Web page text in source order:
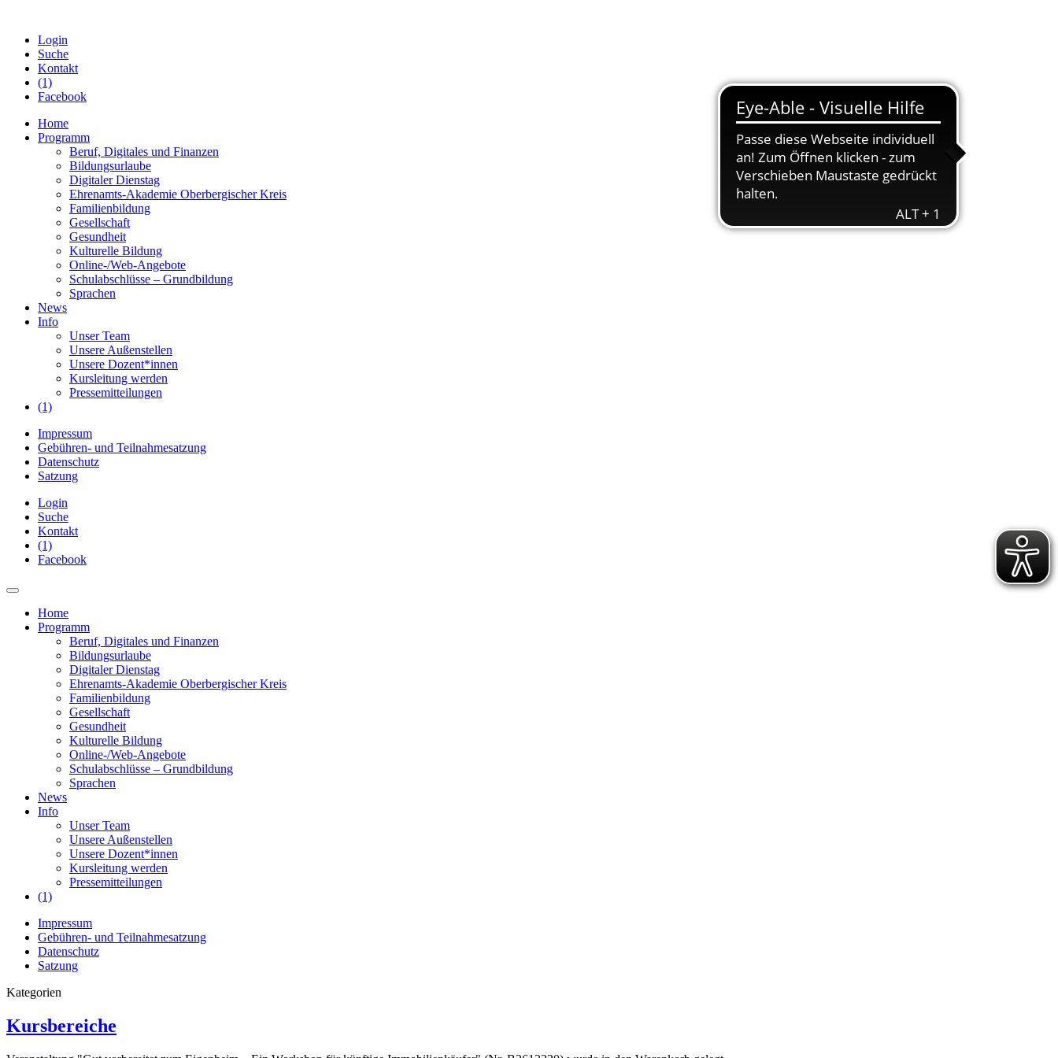
Login
Suche
Kontakt
(1)
Facebook
Home
Programm
Beruf, Digitales und Finanzen
Bildungsurlaube
Digitaler Dienstag
Ehrenamts-Akademie Oberbergischer Kreis
Familienbildung
Gesellschaft
Gesundheit
Kulturelle Bildung
Online-/Web-Angebote
Schulabschlüsse – Grundbildung
Sprachen
News
Info
Unser Team
Unsere Außenstellen
Unsere Dozent*innen
Kursleitung werden
Pressemitteilungen
(1)
Impressum
Gebühren- und Teilnahmesatzung
Datenschutz
Satzung
Login
Suche
Kontakt
(1)
Facebook
Home
Programm
Beruf, Digitales und Finanzen
Bildungsurlaube
Digitaler Dienstag
Ehrenamts-Akademie Oberbergischer Kreis
Familienbildung
Gesellschaft
Gesundheit
Kulturelle Bildung
Online-/Web-Angebote
Schulabschlüsse – Grundbildung
Sprachen
News
Info
Unser Team
Unsere Außenstellen
Unsere Dozent*innen
Kursleitung werden
Pressemitteilungen
(1)
Impressum
Gebühren- und Teilnahmesatzung
Datenschutz
Satzung
Kategorien
Kursbereiche